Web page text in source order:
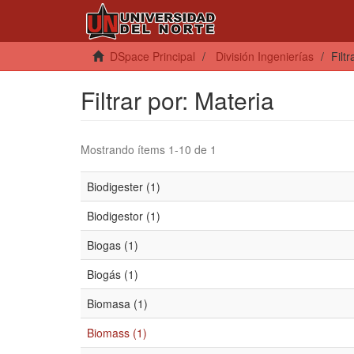
DSpace Principal División Ingenierías
Filtrar por: Materia
Mostrando ítems 1-10 de 1
Biodigester (1)
Biodigestor (1)
Biogas (1)
Biogás (1)
Biomasa (1)
Biomass (1)